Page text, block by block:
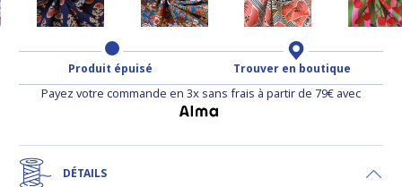
Produit épuisé Trouver en boutique
Payez votre commande en 3x sans frais à partir de 79€ avec
DÉTAILS